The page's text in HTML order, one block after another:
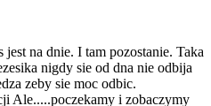
na dnie. I tam pozostanie. Taka
nigdy sie od dna nie odbija
zeby sie moc odbic.
Ale.....poczekamy i zobaczymy